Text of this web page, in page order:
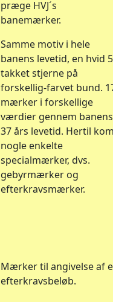
præge HVJ´s
banemærker.
Samme motiv i hele
banens levetid, en hvid
takket stjerne på
forskellig-farvet bund.
mærker i forskellige
værdier gennem banens
37 års levetid. Hertil
nogle enkelte
specialmærker, dvs.
gebyrmærker og
efterkravsmærker.
Mærker til angivelse af
efterkravsbeløb.